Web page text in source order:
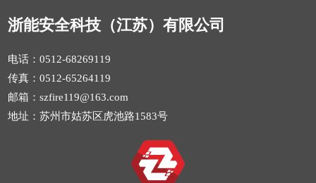
浙能安全科技（江苏）有限公司
电话：0512-68269119
传真：0512-65264119
邮箱：szfire119@163.com
地址：苏州市姑苏区虎池路1583号